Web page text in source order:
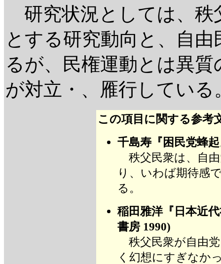
研究状況としては、秩
とする研究動向と、自
るが、民権運動とは異
が対立・、雁行している
この項目に関する参考
千島寿『困民党蜂
秩父民衆は、自
り、いわば期待感
る。
稲田雅洋『日本近
書房 1990)
秩父民衆が自由
く幻想にすぎなか